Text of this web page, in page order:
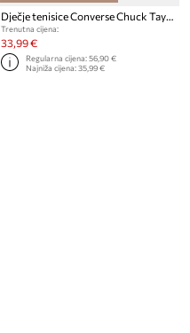
Trenutna cijena:
33,99 €
Regularna cijena:56,90 €
Najniža cijena:35,99 €